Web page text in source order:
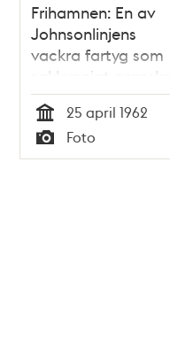
Frihamnen: En av
Johnsonlinjens
vackra fartyg som
sakkunnigt granskas
av ett par
stuveriarbetare
Tid
25 april 1962
Typ
Foto